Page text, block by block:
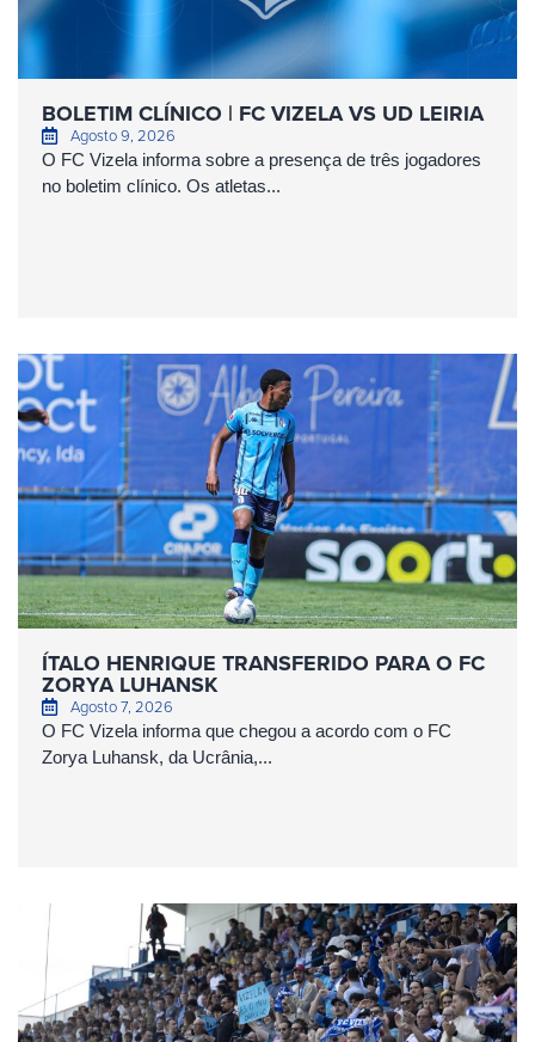
BOLETIM CLÍNICO | FC VIZELA VS UD LEIRIA
Agosto 9, 2026
O FC Vizela informa sobre a presença de três jogadores
no boletim clínico. Os atletas...
ÍTALO HENRIQUE TRANSFERIDO PARA O FC
ZORYA LUHANSK
Agosto 7, 2026
O FC Vizela informa que chegou a acordo com o FC
Zorya Luhansk, da Ucrânia,...